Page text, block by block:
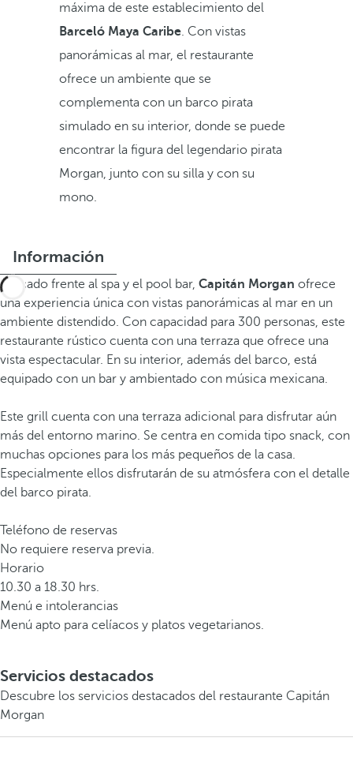
máxima de este establecimiento del
Barceló Maya Caribe. Con vistas
panorámicas al mar, el restaurante
ofrece un ambiente que se
complementa con un barco pirata
simulado en su interior, donde se puede
encontrar la figura del legendario pirata
Morgan, junto con su silla y con su
mono.
Información
Ubicado frente al spa y el pool bar, Capitán Morgan ofrece
una experiencia única con vistas panorámicas al mar en un
ambiente distendido. Con capacidad para 300 personas, este
restaurante rústico cuenta con una terraza que ofrece una
vista espectacular. En su interior, además del barco, está
equipado con un bar y ambientado con música mexicana.
Este grill cuenta con una terraza adicional para disfrutar aún
más del entorno marino. Se centra en comida tipo snack, con
muchas opciones para los más pequeños de la casa.
Especialmente ellos disfrutarán de su atmósfera con el detalle
del barco pirata.
Teléfono de reservas
No requiere reserva previa.
Horario
10.30 a 18.30 hrs.
Menú e intolerancias
Menú apto para celíacos y platos vegetarianos.
Servicios destacados
Descubre los servicios destacados del restaurante Capitán
Morgan